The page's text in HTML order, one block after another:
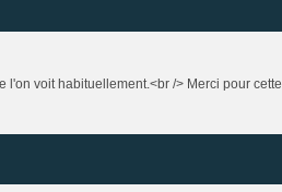
voit habituellement.<br /> Merci pour cette